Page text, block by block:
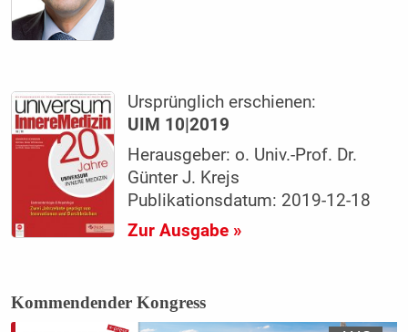
Ursprünglich erschienen:
UIM 10|2019
Herausgeber: o. Univ.-Prof. Dr.
Günter J. Krejs
Publikationsdatum: 2019-12-18
Zur Ausgabe »
Kommendender Kongress